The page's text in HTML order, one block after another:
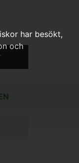
har besökt,
och